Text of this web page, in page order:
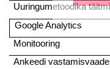
Uuringumetoodika
Google Analytics
Monitooring
Ankeedi vastamisvaade